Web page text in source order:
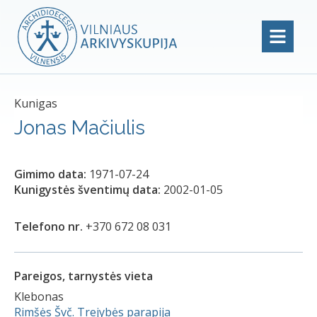
Kunigas
Jonas Mačiulis
Gimimo data: 1971-07-24
Kunigystės šventimų data: 2002-01-05
Telefono nr. +370 672 08 031
Pareigos, tarnystės vieta
Klebonas
Rimšės Švč. Trejybės parapija